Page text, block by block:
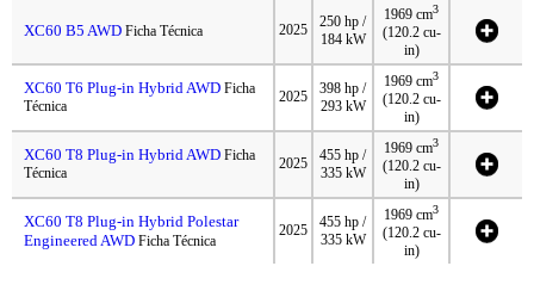
XC60 B5 AWD Ficha Técnica 2025
250 hp /
184 kW
1969 cm3
(120.2 cu-
in)
XC60 T6 Plug-in Hybrid AWD Ficha
Técnica
2025
398 hp /
293 kW
1969 cm3
(120.2 cu-
in)
XC60 T8 Plug-in Hybrid AWD Ficha
Técnica
2025
455 hp /
335 kW
1969 cm3
(120.2 cu-
in)
XC60 T8 Plug-in Hybrid Polestar
Engineered AWD Ficha Técnica
2025
455 hp /
335 kW
1969 cm3
(120.2 cu-
in)